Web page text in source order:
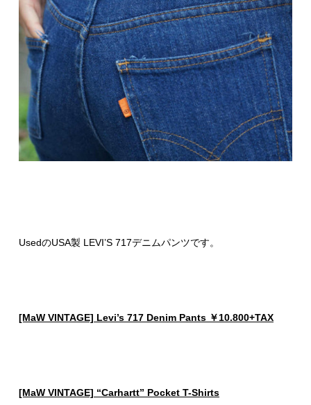
UsedのUSA製 LEVI’S 717デニムパンツです。
[MaW VINTAGE] Levi’s 717 Denim Pants ￥10.800+TAX
[MaW VINTAGE] “Carhartt” Pocket T-Shirts